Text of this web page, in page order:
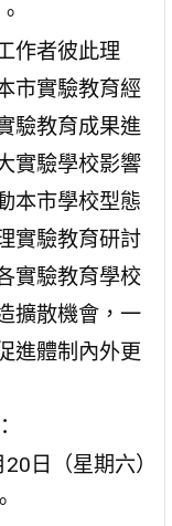
作者彼此理
市實驗教育經
驗教育成果進
實驗學校影響
本市學校型態
實驗教育研討
實驗教育學校
擴散機會，一
進體制內外更
日（星期六）